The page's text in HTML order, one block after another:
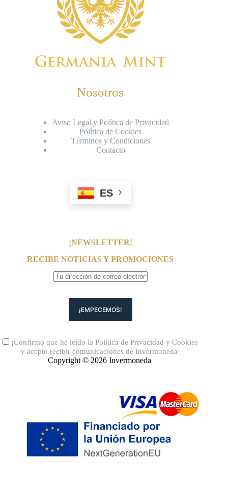
Nosotros
Aviso Legal y Política de Privacidad
Política de Cookies
Términos y Condiciones
Contacto
ES
¡NEWSLETTER!
RECIBE NOTICIAS Y PROMOCIONES
¡Confirmo que he leído laPolítica de Privacidad yCookies
y acepto recibir comunicaciones de Invermoneda!
Copyright © 2026 Invermoneda